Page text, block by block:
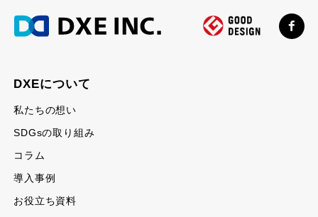
DXEについて
私たちの想い
SDGsの取り組み
コラム
導入事例
お役立ち資料